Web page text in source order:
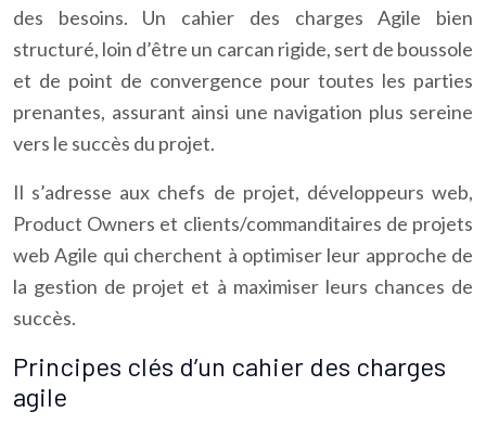
des besoins. Un cahier des charges Agile bien
structuré, loin d’être un carcan rigide, sert de boussole
et de point de convergence pour toutes les parties
prenantes, assurant ainsi une navigation plus sereine
vers le succès du projet.
Il s’adresse aux chefs de projet, développeurs web,
Product Owners et clients/commanditaires de projets
web Agile qui cherchent à optimiser leur approche de
la gestion de projet et à maximiser leurs chances de
succès.
Principes clés d’un cahier des charges
agile